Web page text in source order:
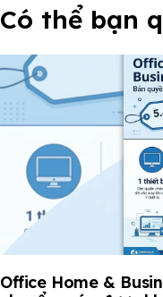
Có thể bạn
Office Home &